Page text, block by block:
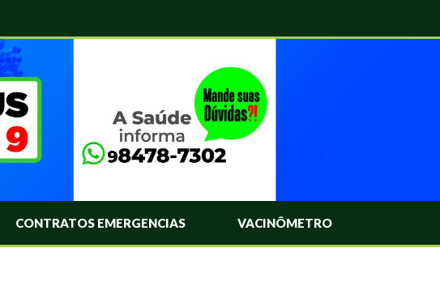
CONTRATOS EMERGENCIAS VACINÔMETRO